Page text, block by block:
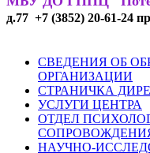
д.77 +7 (3852) 20-61-24
СВЕДЕНИЯ ОБ
ОРГАНИЗАЦИИ
СТРАНИЧКА
УСЛУГИ ЦЕНТРА
ОТДЕЛ
НАУЧНО-